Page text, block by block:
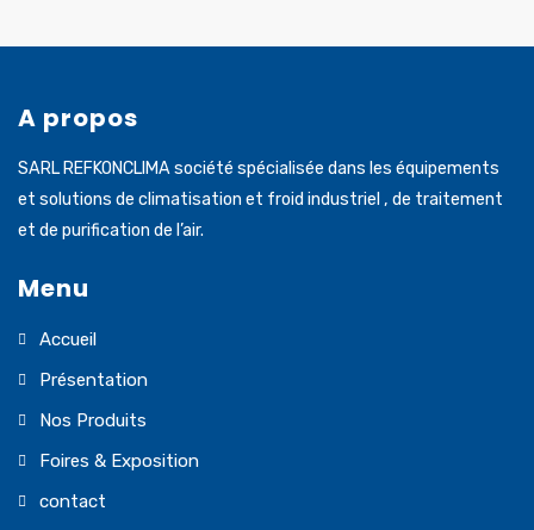
A propos
SARL REFKONCLIMA société spécialisée dans les équipements
et solutions de climatisation et froid industriel , de traitement
et de purification de l’air.
Menu
Accueil
Présentation
Nos Produits
Foires & Exposition
contact